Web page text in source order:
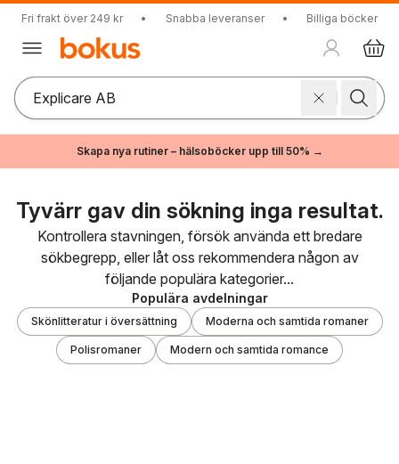
Fri frakt över 249 kr • Snabba leveranser • Billiga böcker
Skapa nya rutiner – hälsoböcker upp till 50% →
Tyvärr gav din sökning inga resultat.
Kontrollera stavningen, försök använda ett bredare
sökbegrepp, eller låt oss rekommendera någon av
följande populära kategorier...
Populära avdelningar
Skönlitteratur i översättning Moderna och samtida romaner
Polisromaner Modern och samtida romance